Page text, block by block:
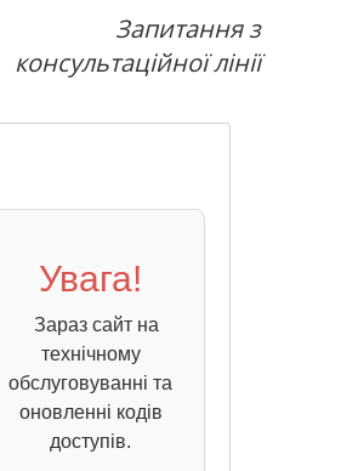
Запитання з
консультаційної лінії
Увага!
Зараз сайт на
технічному
обслуговуванні та
оновленні кодів
доступів.